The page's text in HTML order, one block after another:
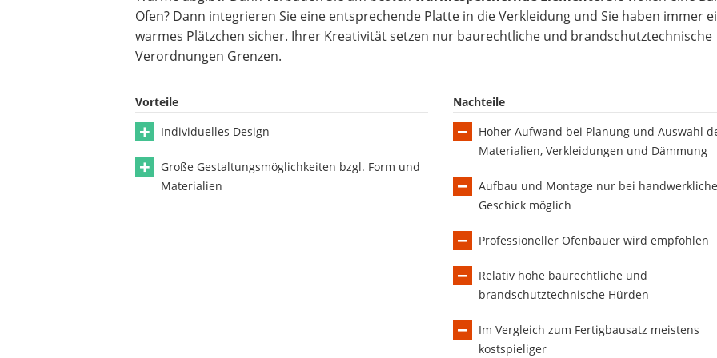
Ofen? Dann integrieren Sie eine entsprechende Platte in die Verkleidung und Sie haben immer
warmes Plätzchen sicher. Ihrer Kreativität setzen nur baurechtliche und brandschutztechnische
Verordnungen Grenzen.
Vorteile
Individuelles Design
Große Gestaltungsmöglichkeiten bzgl. Form und
Materialien
Nachteile
Hoher Aufwand bei Planung und Auswahl
Materialien, Verkleidungen und Dämmung
Aufbau und Montage nur bei
Geschick möglich
Professioneller Ofenbauer wird empfohlen
Relativ hohe baurechtliche und
brandschutztechnische Hürden
Im Vergleich zum Fertigbausatz meistens
kostspieliger